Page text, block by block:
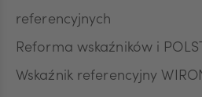
referencyjnych
Reforma wskaźników i
Wskaźnik referencyjny